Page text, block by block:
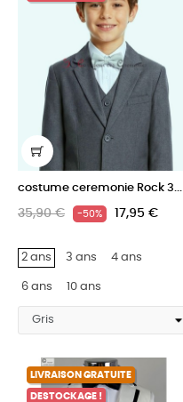
costume ceremonie Rock 3...
35,90 € -50% 17,95 €
2 ans 3 ans 4 ans
6 ans 10 ans
LIVRAISON GRATUITE
DESTOCKAGE !